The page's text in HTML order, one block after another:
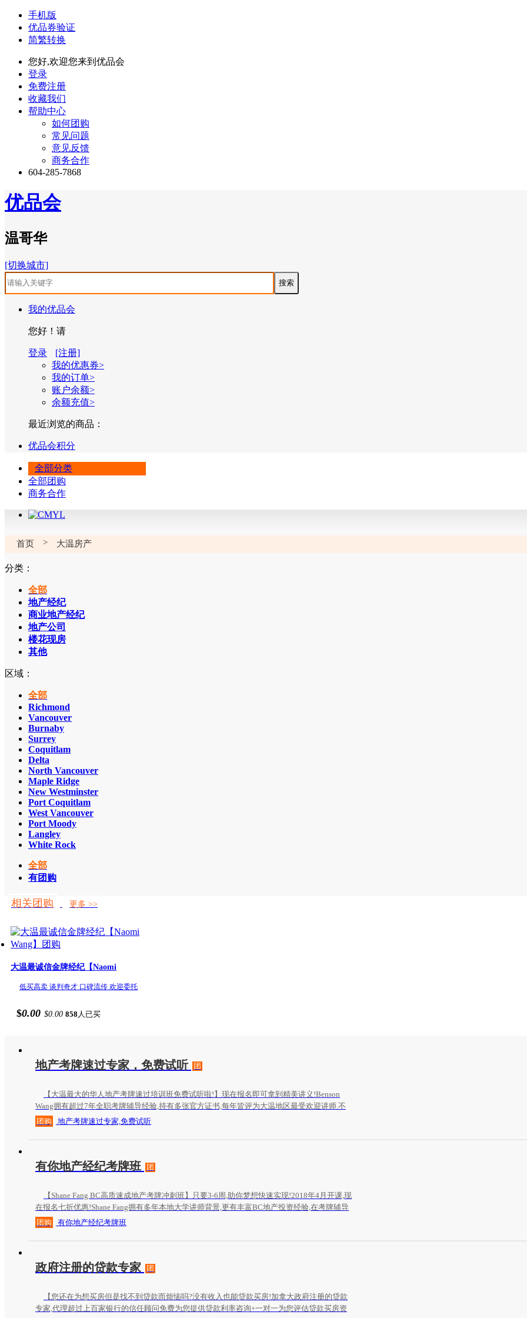
手机版
优品券验证
简繁转换
您好,欢迎您来到优品会
登录
免费注册
收藏我们
帮助中心
如何团购
常见问题
意见反馈
商务合作
604-285-7868
优品会
温哥华
[切换城市]
我的优品会
您好！请
登录
[注册]
我的优惠券>
我的订单>
账户余额>
余额充值>
最近浏览的商品：
优品会积分
全部分类
全部团购
商务合作
首页 > 大温房产
分类：
全部
地产经纪
商业地产经纪
地产公司
楼花现房
其他
区域：
全部
Richmond
Vancouver
Burnaby
Surrey
Coquitlam
Delta
North Vancouver
Maple Ridge
New Westminster
Port Coquitlam
West Vancouver
Port Moody
Langley
White Rock
全部
有团购
相关团购 更多 >>
大温最诚信金牌经纪【Naomi
低买高卖 谈判奇才 口碑流传 欢迎委托
$0.00 $0.00 858 人已买
地产考牌速过专家，免费试听 团
【大温最大的华人地产考牌速过培训班免费试听啦!】现在报名即可拿到精美讲义!Benson
Wang拥有超过7年全职考牌辅导经验,持有多张官方证书,每年皆评为大温地区最受欢迎讲师.不
仅擅长教学更精于实战,为您免费制定入行规划和考牌就业辅导!
团购 地产考牌速过专家,免费试听
有你地产经纪考牌班 团
【Shane Fang BC高质速成地产考牌冲刺班】只要3-6周,助你梦想快速实现!2018年4月开课,现
在报名七折优惠!Shane Fang拥有多年本地大学讲师背景,更有丰富BC地产投资经验,在考牌辅导
领域颇有心得.为你定制入行规划和考牌辅导方案!
团购 有你地产经纪考牌班
政府注册的贷款专家 团
【您还在为想买房但是找不到贷款而烦恼吗?没有收入也能贷款买房!加拿大政府注册的贷款
专家,代理超过上百家银行的信任顾问免费为您提供贷款利率咨询+一对一为您评估贷款买房资